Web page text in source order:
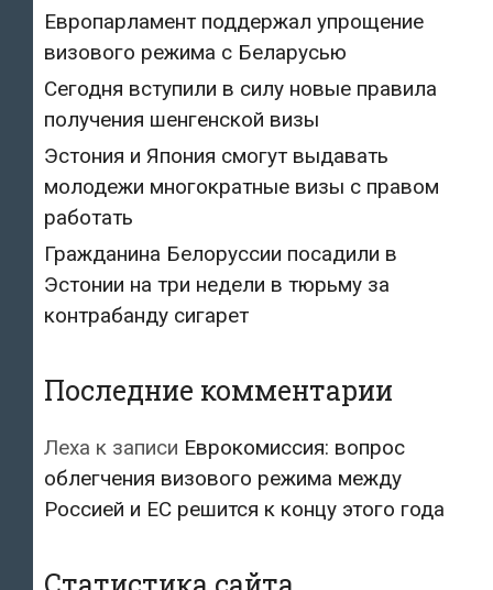
Европарламент поддержал упрощение
визового режима с Беларусью
Сегодня вступили в силу новые правила
получения шенгенской визы
Эстония и Япония смогут выдавать
молодежи многократные визы с правом
работать
Гражданина Белоруссии посадили в
Эстонии на три недели в тюрьму за
контрабанду сигарет
Последние комментарии
Леха к записи Еврокомиссия: вопрос
облегчения визового режима между
Россией и ЕС решится к концу этого года